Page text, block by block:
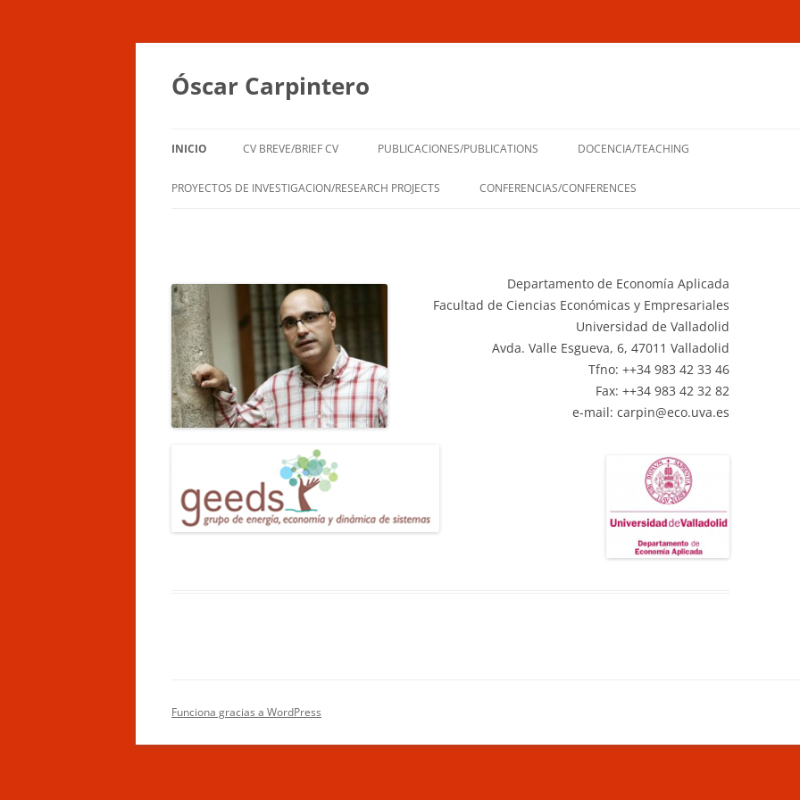
Saltar
contenido
Óscar Carpintero
INICIO CV BREVE/BRIEF CV PUBLICACIONES/PUBLICATIONS DOCENCIA/TEACHING
PROYECTOS DE INVESTIGACION/RESEARCH PROJECTS CONFERENCIAS/CONFERENCES
Departamento de Economía Aplicada
Facultad de Ciencias Económicas y Empresariales
Universidad de Valladolid
Avda. Valle Esgueva, 6, 47011 Valladolid
Tfno: ++34 983 42 33 46
Fax: ++34 983 42 32 82
e-mail: carpin@eco.uva.es
Funciona gracias a WordPress